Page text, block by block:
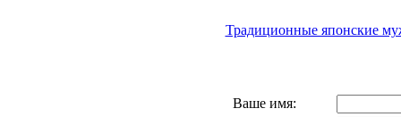
Традиционные японские
Ваше имя: